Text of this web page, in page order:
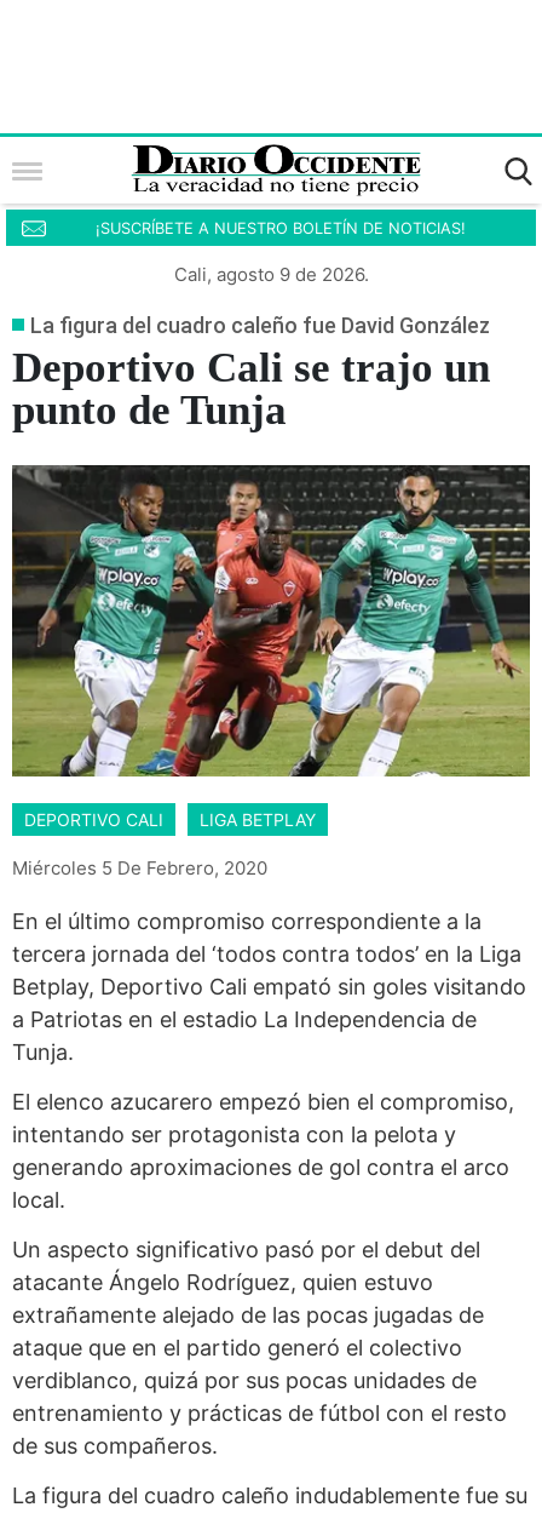
¡SUSCRÍBETE A NUESTRO BOLETÍN DE NOTICIAS!
Cali, agosto 9 de 2026.
La figura del cuadro caleño fue David González
Deportivo Cali se trajo un
punto de Tunja
DEPORTIVO CALI LIGA BETPLAY
Miércoles 5 De Febrero, 2020
En el último compromiso correspondiente a la
tercera jornada del ‘todos contra todos’ en la Liga
Betplay, Deportivo Cali empató sin goles visitando
a Patriotas en el estadio La Independencia de
Tunja.
El elenco azucarero empezó bien el compromiso,
intentando ser protagonista con la pelota y
generando aproximaciones de gol contra el arco
local.
Un aspecto significativo pasó por el debut del
atacante Ángelo Rodríguez, quien estuvo
extrañamente alejado de las pocas jugadas de
ataque que en el partido generó el colectivo
verdiblanco, quizá por sus pocas unidades de
entrenamiento y prácticas de fútbol con el resto
de sus compañeros.
La figura del cuadro caleño indudablemente fue su